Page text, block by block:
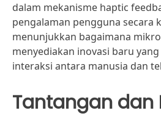
dalam mekanisme haptic
pengalaman pengguna secara
menunjukkan bagaimana
menyediakan inovasi baru
interaksi antara manusia dan
Tantangan dan